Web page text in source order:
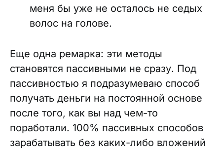
меня бы уже не осталось не седых
волос на голове.
Еще одна ремарка: эти методы
становятся пассивными не сразу. Под
пассивностью я подразумеваю способ
получать деньги на постоянной основе
после того, как вы над чем-то
поработали. 100% пассивных способов
зарабатывать без каких-либо вложений